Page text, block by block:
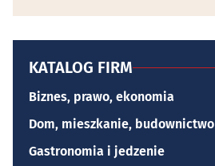
KATALOG FIRM
Biznes, prawo, ekonomia
Dom, mieszkanie, budownictwo
Gastronomia i jedzenie